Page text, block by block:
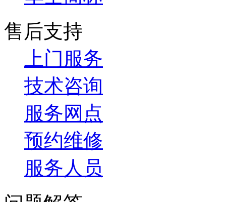
售后支持
上门服务
技术咨询
服务网点
预约维修
服务人员